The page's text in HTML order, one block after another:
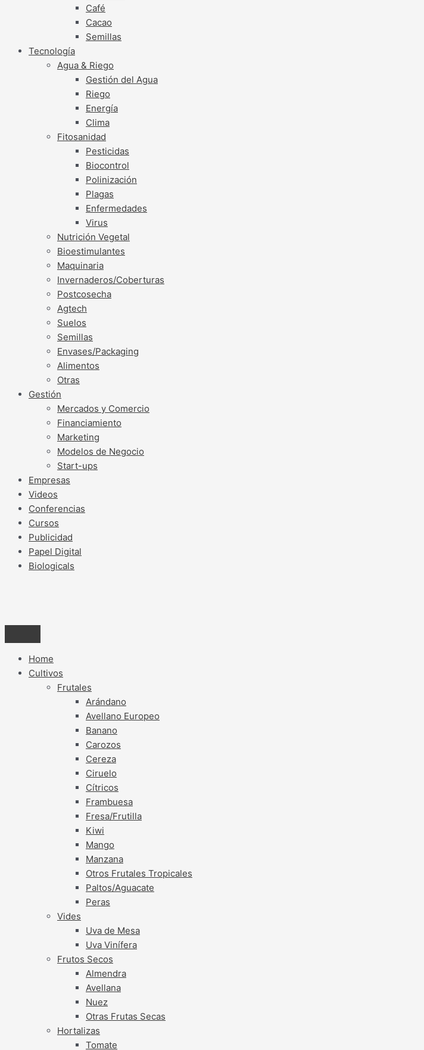
Café
Cacao
Semillas
Tecnología
Agua & Riego
Gestión del Agua
Riego
Energía
Clima
Fitosanidad
Pesticidas
Biocontrol
Polinización
Plagas
Enfermedades
Virus
Nutrición Vegetal
Bioestimulantes
Maquinaria
Invernaderos/Coberturas
Postcosecha
Agtech
Suelos
Semillas
Envases/Packaging
Alimentos
Otras
Gestión
Mercados y Comercio
Financiamiento
Marketing
Modelos de Negocio
Start-ups
Empresas
Videos
Conferencias
Cursos
Publicidad
Papel Digital
Biologicals
Home
Cultivos
Frutales
Arándano
Avellano Europeo
Banano
Carozos
Cereza
Ciruelo
Cítricos
Frambuesa
Fresa/Frutilla
Kiwi
Mango
Manzana
Otros Frutales Tropicales
Paltos/Aguacate
Peras
Vides
Uva de Mesa
Uva Vinífera
Frutos Secos
Almendra
Avellana
Nuez
Otras Frutas Secas
Hortalizas
Tomate